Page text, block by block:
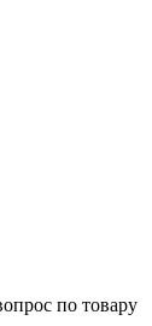
по товару